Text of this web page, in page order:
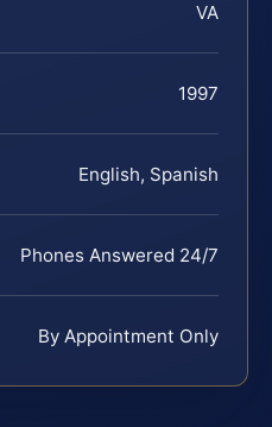
VA
1997
English, Spanish
Phones Answered 24/7
By Appointment Only